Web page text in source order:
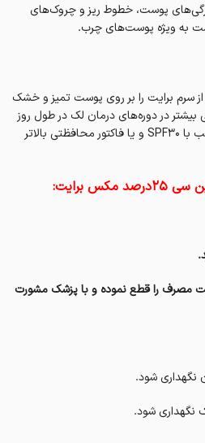
پوست، خطوط ریز و چروک‌های
به ویژه پوست‌های چرب.
از سرم برایت را بر روی پوست تمیز و خشک
بیشتر در دوره‌های درمان لک در طول روز
استفاده از یک ضد آفتاب مناسب با SPF30 و یا فاکتور محافظتی بالاتر
برایت:
مصرف را قطع نموده و با پزشک مشورت
نگهداری شود.
نگهداری شود.